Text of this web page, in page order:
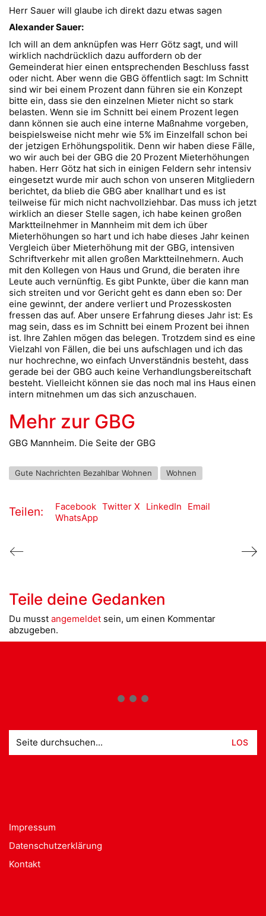
Herr Sauer will glaube ich direkt dazu etwas sagen
Alexander Sauer:
Ich will an dem anknüpfen was Herr Götz sagt, und will
wirklich nachdrücklich dazu auffordern ob der
Gemeinderat hier einen entsprechenden Beschluss fasst
oder nicht. Aber wenn die GBG öffentlich sagt: Im Schnitt
sind wir bei einem Prozent dann führen sie ein Konzept
bitte ein, dass sie den einzelnen Mieter nicht so stark
belasten. Wenn sie im Schnitt bei einem Prozent legen
dann können sie auch eine interne Maßnahme vorgeben,
beispielsweise nicht mehr wie 5% im Einzelfall schon bei
der jetzigen Erhöhungspolitik. Denn wir haben diese Fälle,
wo wir auch bei der GBG die 20 Prozent Mieterhöhungen
haben. Herr Götz hat sich in einigen Feldern sehr intensiv
eingesetzt wurde mir auch schon von unseren Mitgliedern
berichtet, da blieb die GBG aber knallhart und es ist
teilweise für mich nicht nachvollziehbar. Das muss ich jetzt
wirklich an dieser Stelle sagen, ich habe keinen großen
Marktteilnehmer in Mannheim mit dem ich über
Mieterhöhungen so hart und ich habe dieses Jahr keinen
Vergleich über Mieterhöhung mit der GBG, intensiven
Schriftverkehr mit allen großen Marktteilnehmern. Auch
mit den Kollegen von Haus und Grund, die beraten ihre
Leute auch vernünftig. Es gibt Punkte, über die kann man
sich streiten und vor Gericht geht es dann eben so: Der
eine gewinnt, der andere verliert und Prozesskosten
fressen das auf. Aber unsere Erfahrung dieses Jahr ist: Es
mag sein, dass es im Schnitt bei einem Prozent bei ihnen
ist. Ihre Zahlen mögen das belegen. Trotzdem sind es eine
Vielzahl von Fällen, die bei uns aufschlagen und ich das
nur hochrechne, wo einfach Unverständnis besteht, dass
gerade bei der GBG auch keine Verhandlungsbereitschaft
besteht. Vielleicht können sie das noch mal ins Haus einen
intern mitnehmen um das sich anzuschauen.
Mehr zur GBG
GBG Mannheim. Die Seite der GBG
Gute Nachrichten Bezahlbar Wohnen Wohnen
Teilen: Facebook Twitter X LinkedIn
Email
WhatsApp
Teile deine Gedanken
Du musst angemeldet sein, um einen Kommentar
abzugeben.
nach:
Impressum
Datenschutzerklärung
Kontakt